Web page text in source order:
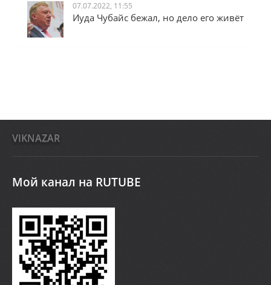
07.07.2022, 11:55
Иуда Чубайс бежал, но дело его живёт
VIKNAZAR
Мой канал на RUTUBE